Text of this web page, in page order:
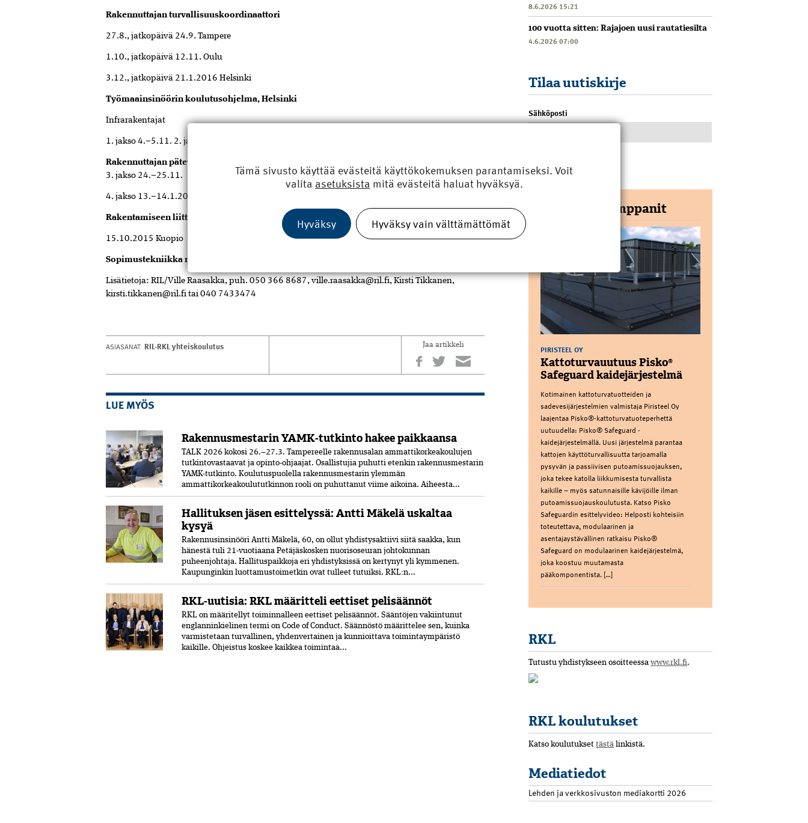
Rakennuttajan turvallisuuskoordinaattori
27.8., jatkopäivä 24.9. Tampere
1.10., jatkopäivä 12.11. Oulu
3.12., jatkopäivä 21.1.2016 Helsinki
Työmaainsinöörin koulutusohjelma, Helsinki
Infrarakentajat
1. jakso 4.–5.11. 2. jakso 2.–3.12.
Rakennuttajan pätevöityskoulutus RAP nro 26, Helsinki
3. jakso 24.–25.11.
4. jakso 13.–14.1.2016 5. jakso 3.–4.2.2016
Rakentamiseen liittyvät uudet velvoitteet ja tilaajavastuulain
15.10.2015 Kuopio
Sopimustekniikka rakennusalalla
Lisätietoja: RIL/Ville Raasakka, puh. 050 366 8687, ville.raasakka@ril.fi,Kirsti Tikkanen,
kirsti.tikkanen@ril.fitai 040 7433474
ASIASANAT RIL-RKL yhteiskoulutus Jaa artikkeli
LUE MYÖS
Rakennusmestarin YAMK-tutkinto hakee paikkaansa
TALK 2026 kokosi 26.–27.3. Tampereelle rakennusalan ammattikorkeakoulujen
tutkintovastaavat ja opinto-ohjaajat. Osallistujia puhutti etenkin rakennusmestarin
YAMK-tutkinto. Koulutuspuolella rakennusmestarin ylemmän
ammattikorkeakoulututkinnon rooli on puhuttanut viime ­aikoina. ­Aiheesta...
Hallituksen jäsen esittelyssä: Antti Mäkelä uskaltaa
kysyä
Rakennusinsinööri Antti Mäkelä, 60, on ollut yhdistysaktiivi siitä saakka, kun
hänestä tuli 21-vuo­tiaana Petäjäskosken nuoriso­seuran johtokunnan
puheenjohtaja. Hallituspaikkoja eri yhdistyksissä on kertynyt yli kymmenen.
Kaupunginkin luottamustoimetkin ovat tulleet tutuiksi. RKL:n...
RKL-uutisia: RKL määritteli eettiset pelisäännöt
RKL on määritellyt toiminnalleen eettiset peli­säännöt. Sääntöjen vakiintunut
englanninkielinen termi on Code of Conduct. Säännöstö määrittelee sen, kuinka
varmistetaan turvallinen, yhdenvertainen ja kun­nioittava toimintaympäristö
kaikille. Ohjeistus koskee kaikkea toimintaa...
8.6.2026 15:21
100 vuotta sitten: Rajajoen uusi rautatiesilta
4.6.2026 07:00
Tilaa uutiskirje
Sähköposti
Yhteistyökumppanit
PIRISTEEL OY
Kattoturvauutuus Pisko®
Safeguard kaidejärjestelmä
Kotimainen kattoturvatuotteiden ja
sadevesijärjestelmien valmistaja Piristeel Oy
laajentaa Pisko®-kattoturvatuoteperhettä
uutuudella: Pisko® Safeguard -
kaidejärjestelmällä. Uusi järjestelmä parantaa
kattojen käyttöturvallisuutta tarjoamalla
pysyvän ja passiivisen putoamissuojauksen,
joka tekee katolla liikkumisesta turvallista
kaikille – myös satunnaisille kävijöille ilman
putoamissuojauskoulutusta. Katso Pisko
Safeguardin esittelyvideo: Helposti kohteisiin
toteutettava, modulaarinen ja
asentajaystävällinen ratkaisu Pisko®
Safeguard on modulaarinen kaidejärjestelmä,
joka koostuu muutamasta
pääkomponentista. […]
RKL
Tutustu yhdistykseen osoitteessa www.rkl.fi.
RKL koulutukset
Katso koulutukset tästä linkistä.
Mediatiedot
Lehden ja verkkosivuston mediakortti 2026
Tämä sivusto käyttää evästeitä käyttökokemuksen parantamiseksi. Voit
valita asetuksista mitä evästeitä haluat hyväksyä.
Hyväksy Hyväksy vain välttämättömät